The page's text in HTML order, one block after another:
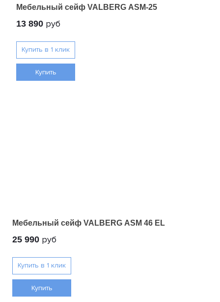
Мебельный сейф VALBERG ASM-25
13 890 руб
Купить
Мебельный сейф VALBERG ASM 46 EL
25 990 руб
Купить